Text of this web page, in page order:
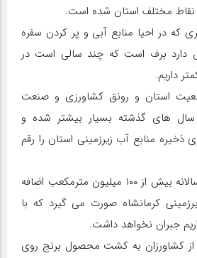
مختلف استان شده است.
که در احیا منابع آبی و پر کردن سفره
دارد برف است که چند سالی است در
داریم.
استان و رونق کشاورزی و صنعت
های گذشته بسیار بیشتر شده و
منابع آب زیرزمینی استان را رقم
بر اساس برخی آمارها سالانه بیش از ۱۰۰ میلیون مترمکعب اضافه
کرمانشاه صورت می گیرد که با
جبران نخواهد داشت.
کشاورزان به کشت محصول برنج روی